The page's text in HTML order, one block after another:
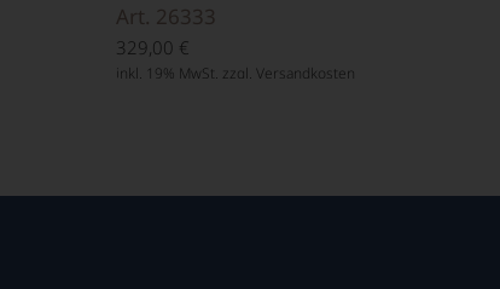
Art. 26333
329,00 €
inkl. 19% MwSt. zzgl. Versandkosten